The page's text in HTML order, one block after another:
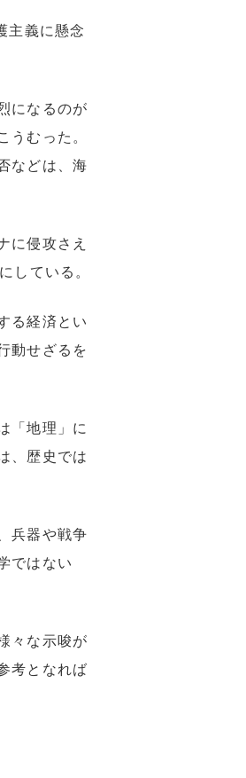
主義に懸念
になるのが
むった。
などは、海
に侵攻さえ
している。
る経済とい
動せざるを
「地理」に
、歴史では
兵器や戦争
ではない
々な示唆が
考となれば